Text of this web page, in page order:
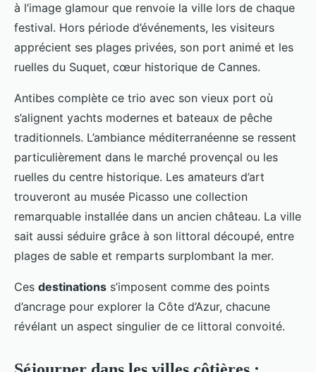
à l’image glamour que renvoie la ville lors de chaque
festival. Hors période d’événements, les visiteurs
apprécient ses plages privées, son port animé et les
ruelles du Suquet, cœur historique de Cannes.
Antibes complète ce trio avec son vieux port où
s’alignent yachts modernes et bateaux de pêche
traditionnels. L’ambiance méditerranéenne se ressent
particulièrement dans le marché provençal ou les
ruelles du centre historique. Les amateurs d’art
trouveront au musée Picasso une collection
remarquable installée dans un ancien château. La ville
sait aussi séduire grâce à son littoral découpé, entre
plages de sable et remparts surplombant la mer.
Ces destinations s’imposent comme des points
d’ancrage pour explorer la Côte d’Azur, chacune
révélant un aspect singulier de ce littoral convoité.